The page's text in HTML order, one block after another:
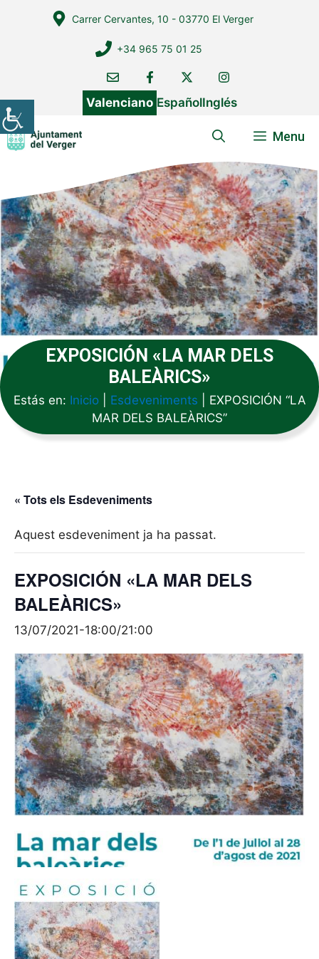
Carrer Cervantes, 10 - 03770 El Verger
+34 965 75 01 25
Valenciano EspañolInglés
Menu
EXPOSICIÓN «LA MAR DELS
BALEÀRICS»
Estás en: Inicio| Esdeveniments
EXPOSICIÓN “LA
MAR DELS BALEÀRICS”
« Tots els Esdeveniments
Aquest esdeveniment ja ha passat.
EXPOSICIÓN «LA MAR DELS
BALEÀRICS»
13/07/2021-18:00/21:00